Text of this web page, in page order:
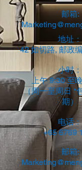
邮箱:
地址：
42 如切路, 邮政
小时：
上午 9:30 至
（周一至周日 *
期）
电话：
+65 6769
邮箱: